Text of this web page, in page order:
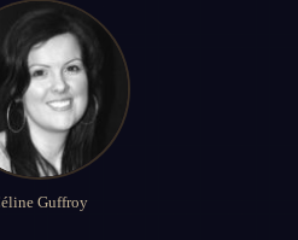
Guffroy